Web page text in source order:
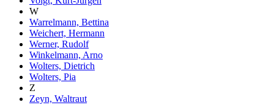
W
Warrelmann, Bettina
Weichert, Hermann
Werner, Rudolf
Winkelmann, Arno
Wolters, Dietrich
Wolters, Pia
Z
Zeyn, Waltraut